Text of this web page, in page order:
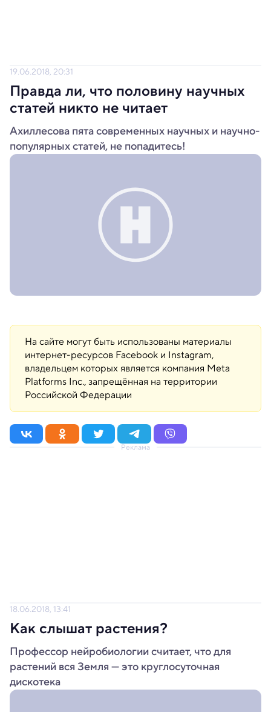
19.06.2018, 20:31
Правда ли, что половину научных
статей никто не читает
Ахиллесова пята современных научных и научно-
популярных статей, не попадитесь!
На сайте могут быть использованы материалы
интернет-ресурсов Facebook и Instagram,
владельцем которых является компания Meta
Platforms Inc., запрещённая на территории
Российской Федерации
Реклама
18.06.2018, 13:41
Как слышат растения?
Профессор нейробиологии считает, что для
растений вся Земля — это круглосуточная
дискотека